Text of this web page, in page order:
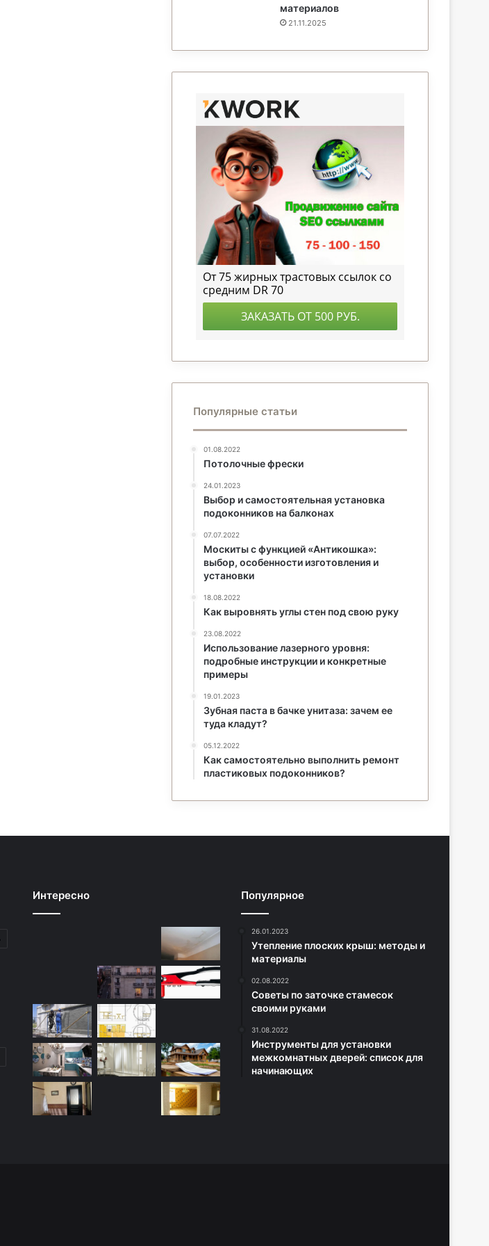
материалов
21.11.2025
Популярные статьи
01.08.2022
Потолочные фрески
24.01.2023
Выбор и самостоятельная установка
подоконников на балконах
07.07.2022
Москиты с функцией «Антикошка»:
выбор, особенности изготовления и
установки
18.08.2022
Как выровнять углы стен под свою руку
23.08.2022
Использование лазерного уровня:
подробные инструкции и конкретные
примеры
19.01.2023
Зубная паста в бачке унитаза: зачем ее
туда кладут?
05.12.2022
Как самостоятельно выполнить ремонт
пластиковых подоконников?
Интересно Популярное
26.01.2023
Утепление плоских крыш: методы и
материалы
02.08.2022
Советы по заточке стамесок
своими руками
31.08.2022
Инструменты для установки
межкомнатных дверей: список для
начинающих